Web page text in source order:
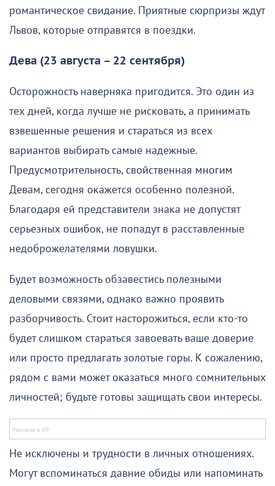
романтическое свидание. Приятные сюрпризы ждут
Львов, которые отправятся в поездки.
Дева (23 августа – 22 сентября)
Осторожность наверняка пригодится. Это один из
тех дней, когда лучше не рисковать, а принимать
взвешенные решения и стараться из всех
вариантов выбирать самые надежные.
Предусмотрительность, свойственная многим
Девам, сегодня окажется особенно полезной.
Благодаря ей представители знака не допустят
серьезных ошибок, не попадут в расставленные
недоброжелателями ловушки.
Будет возможность обзавестись полезными
деловыми связями, однако важно проявить
разборчивость. Стоит насторожиться, если кто-то
будет слишком стараться завоевать ваше доверие
или просто предлагать золотые горы. К сожалению,
рядом с вами может оказаться много сомнительных
личностей; будьте готовы защищать свои интересы.
Не исключены и трудности в личных отношениях.
Могут вспоминаться давние обиды или напоминать